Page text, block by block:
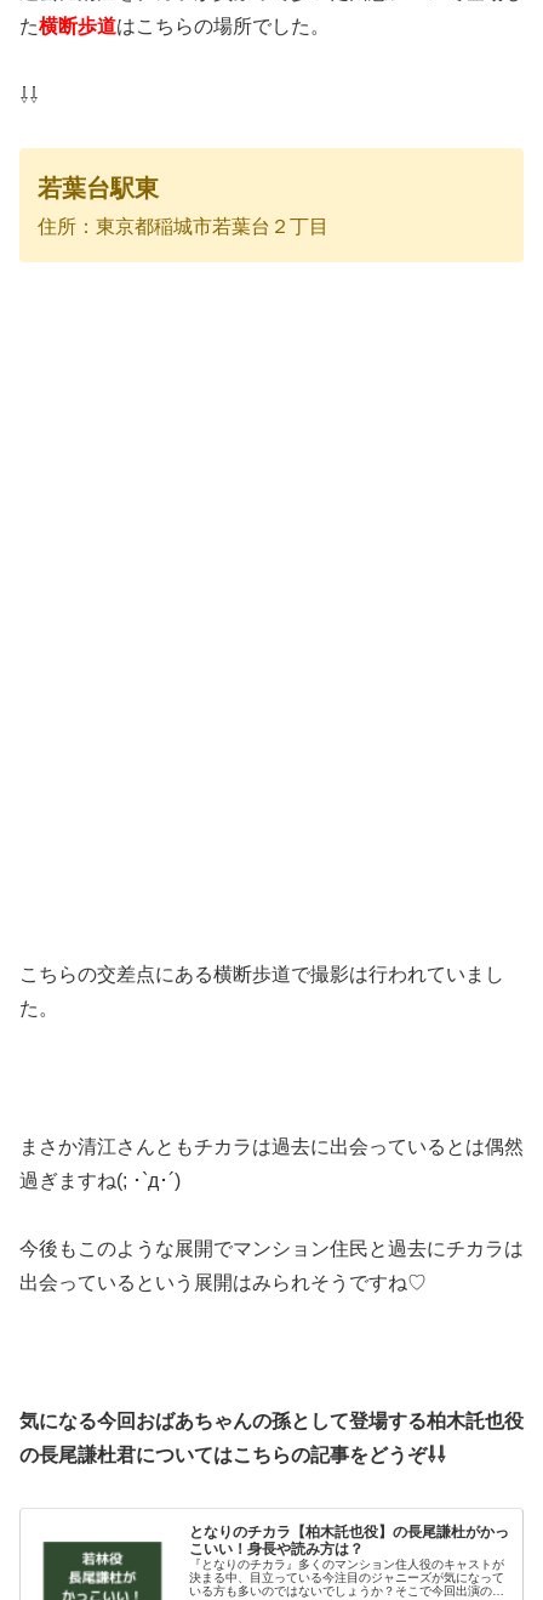
た横断歩道はこちらの場所でした。
⇩⇩
若葉台駅東
住所：東京都稲城市若葉台２丁目
こちらの交差点にある横断歩道で撮影は行われていまし
た。
まさか清江さんともチカラは過去に出会っているとは偶然
過ぎますね(; ･`д･´)
今後もこのような展開でマンション住民と過去にチカラは
出会っているという展開はみられそうですね♡
気になる今回おばあちゃんの孫として登場する柏木託也役
の長尾謙杜君についてはこちらの記事をどうぞ⇩⇩
となりのチカラ【柏木託也役】の長尾謙杜がかっ
こいい！身長や読み方は？
『となりのチカラ』多くのマンション住人役のキャストが
決まる中、目立っている今注目のジャニーズが気になって
いる方も多いのではないでしょうか？そこで今回出演の柏